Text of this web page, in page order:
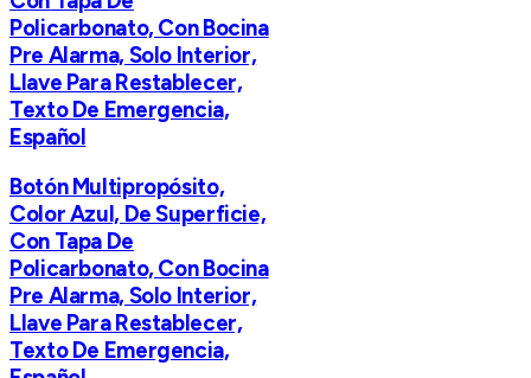
Policarbonato, Con Bocina
Pre Alarma, Solo Interior,
Llave Para Restablecer,
Texto De Emergencia,
Español
​Botón Multipropósito,
Color Azul, De Superficie,
Con Tapa De
Policarbonato, Con Bocina
Pre Alarma, Solo Interior,
Llave Para Restablecer,
Texto De Emergencia,